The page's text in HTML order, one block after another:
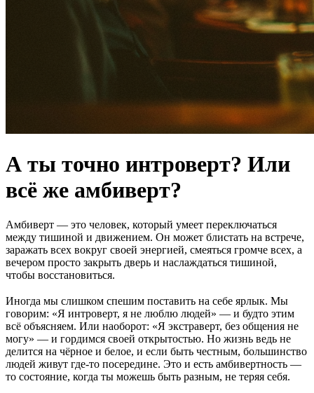
А ты точно интроверт? Или
всё же амбиверт?
Амбиверт — это человек, который умеет переключаться
между тишиной и движением. Он может блистать на встрече,
заражать всех вокруг своей энергией, смеяться громче всех, а
вечером просто закрыть дверь и наслаждаться тишиной,
чтобы восстановиться.
Иногда мы слишком спешим поставить на себе ярлык. Мы
говорим: «Я интроверт, я не люблю людей» — и будто этим
всё объясняем. Или наоборот: «Я экстраверт, без общения не
могу» — и гордимся своей открытостью. Но жизнь ведь не
делится на чёрное и белое, и если быть честным, большинство
людей живут где-то посередине. Это и есть амбивертность —
то состояние, когда ты можешь быть разным, не теряя себя.